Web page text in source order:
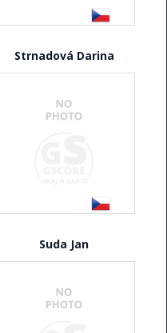
Strnadová Darina
Suda Jan